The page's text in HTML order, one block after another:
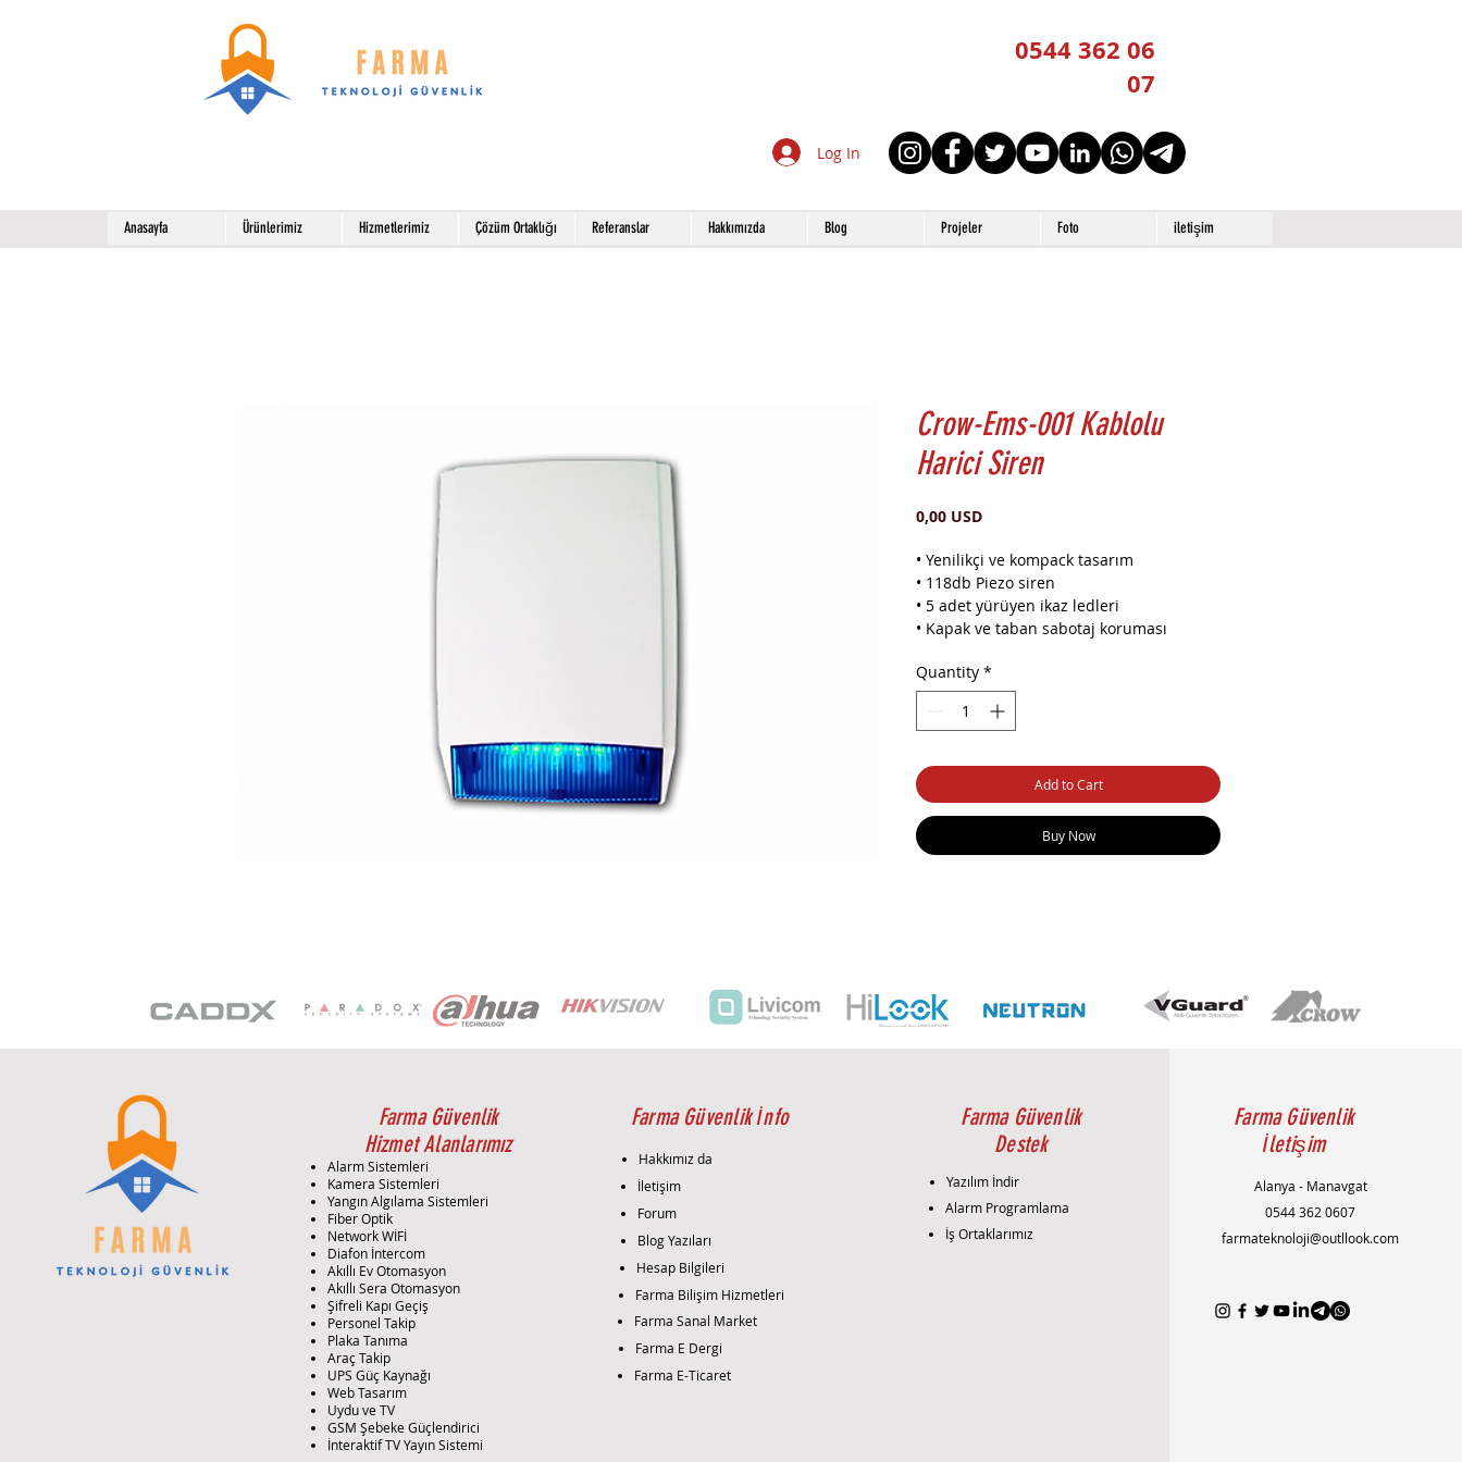
0544 362 06
07
Log In
Anasayfa Ürünlerimiz Hizmetlerimiz Çözüm Ortaklığı Referanslar Hakkımızda Blog Projeler Foto iletişim
Crow-Ems-001 Kablolu
Harici Siren
0,00 USDPrice
• Yenilikçi ve kompack tasarım
• 118db Piezo siren
• 5 adet yürüyen ikaz ledleri
• Kapak ve taban sabotaj koruması
• 6V Ni-Cd dahili pil
• Boyutlar (YxGxD): 288 x 205 x 53 mm
Quantity *
Add to Cart
Buy Now
Farma Güvenlik
Hizmet Alanlarımız
Alarm Sistemleri
Kamera Sistemleri
Yangın Algılama Sistemleri
Fiber Optik
Network WİFİ
Diafon İntercom
Akıllı Ev Otomasyon
Akıllı Sera Otomasyon
Şifreli Kapı Geçiş
Personel Takip
Plaka Tanıma
Araç Takip
UPS Güç Kaynağı
Web Tasarım
Uydu ve TV
GSM Şebeke Güçlendirici
İnteraktif TV Yayın Sistemi
Farma Güvenlik İnfo
Hakkımız da
İletişim
Forum
Blog Yazıları
Hesap Bilgileri
Farma Bilişim Hizmetleri
Farma Sanal Market
Farma E Dergi
Farma E-Ticaret
Farma Güvenlik
Destek
Yazılım İndir
Alarm Programlama
İş Ortaklarımız
Farma Güvenlik
İletişim
Alanya - Manavgat
0544 362 0607
farmateknoloji@outllook.com